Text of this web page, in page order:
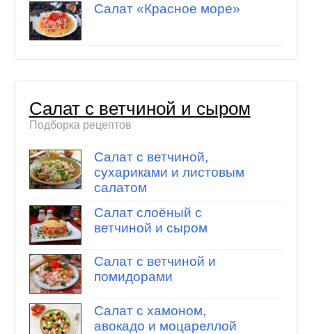
Салат «Красное море»
Салат с ветчиной и сыром
Подборка рецептов
Салат с ветчиной,
сухариками и листовым
салатом
Салат слоёный с
ветчиной и сыром
Салат с ветчиной и
помидорами
Салат с хамоном,
авокадо и моцареллой